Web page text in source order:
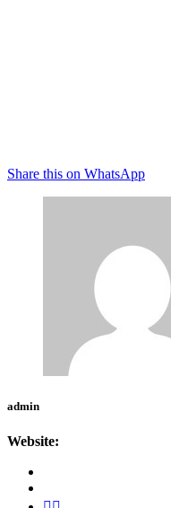
Share this on WhatsApp
admin
Website: